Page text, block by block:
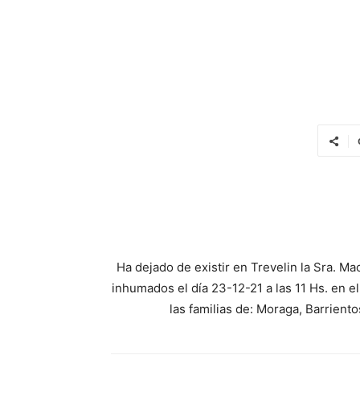
Ha dejado de existir en Trevelin la Sra.
inhumados el día 23-12-21 a las 11 Hs. en
las familias de: Moraga,